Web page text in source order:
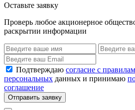
Оставьте заявку
Проверь любое акционерное
раскрытии информации
Подтверждаю согласие с
персональных данных и принимаю
соглашение
Отправить заявку